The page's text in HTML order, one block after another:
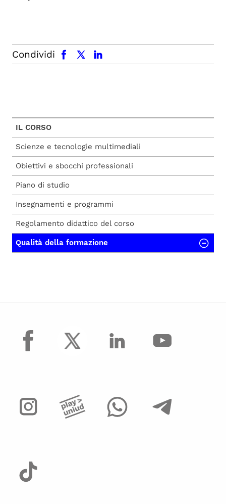
Condividi
facebook x.com linkedin
IL CORSO
Scienze e tecnologie multimediali
Obiettivi e sbocchi professionali
Piano di studio
Insegnamenti e programmi
Regolamento didattico del corso
Qualità della formazione
facebook